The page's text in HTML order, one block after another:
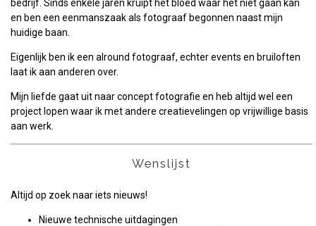
bedrijf. Sinds enkele jaren kruipt het bloed waar het niet gaan kan
en ben een eenmanszaak als fotograaf begonnen naast mijn
huidige baan.
Eigenlijk ben ik een alround fotograaf, echter events en bruiloften
laat ik aan anderen over.
Mijn liefde gaat uit naar concept fotografie en heb altijd wel een
project lopen waar ik met andere creatievelingen op vrijwillige basis
aan werk.
Wenslijst
Altijd op zoek naar iets nieuws!
Nieuwe technische uitdagingen